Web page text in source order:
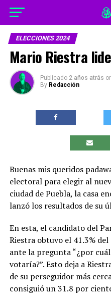
ELECCIONES 2024
Mario Riestra
Publicado 2 años atrás
By Redacción
Buenas mis queridos
electoral para elegir al
ciudad de Puebla, la casa
lanzó los resultados de su
En esta, el candidato del
Riestra obtuvo el 41.3%
ante la pregunta “¿por
votaría?”. Esto deja a
de su perseguidor más
consiguió un 31.8 por